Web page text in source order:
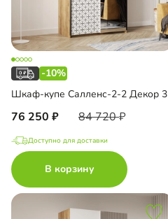
-10%
Шкаф-купе Салленс-2-2 Декор 3
76 250 84 720
Доступно для доставки
В корзину